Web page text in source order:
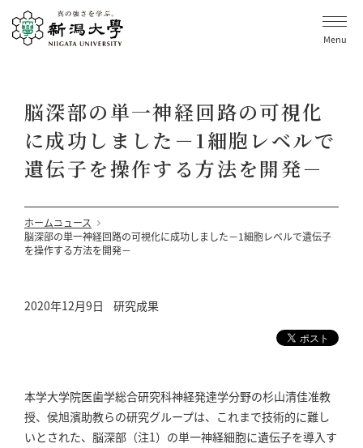
Menu
脳深部の単一神経回路の可視化
に成功しました－1細胞レベルで
遺伝子を操作する方法を開発－
ホームニュース
脳深部の単一神経回路の可視化に成功しました－1細胞レベルで遺伝子
を操作する方法を開発－
2020年12月9日 研究成果
本学大学院医歯学総合研究科神経発達学分野の杉山清佳准教
授、侯旭濱助教らの研究グループは、これまで技術的に難し
いとされた、脳深部（注1）の単一神経細胞に遺伝子を導入す